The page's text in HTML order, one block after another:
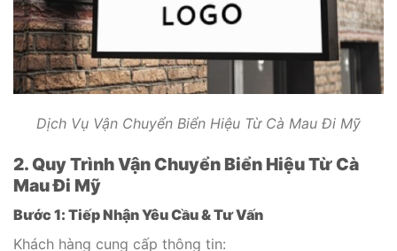
Dịch Vụ Vận Chuyển Biển Hiệu Từ Cà Mau Đi Mỹ
2. Quy Trình Vận Chuyển Biển Hiệu Từ Cà
Mau Đi Mỹ
Bước 1: Tiếp Nhận Yêu Cầu & Tư Vấn
Khách hàng cung cấp thông tin: